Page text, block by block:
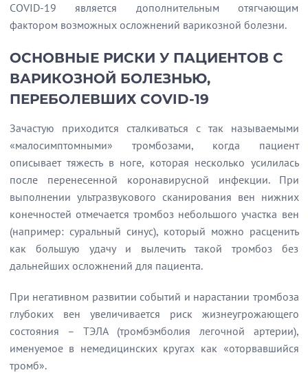
COVID-19 является дополнительным отягчающим
фактором возможных осложнений варикозной болезни.
ОСНОВНЫЕ РИСКИ У ПАЦИЕНТОВ С
ВАРИКОЗНОЙ БОЛЕЗНЬЮ,
ПЕРЕБОЛЕВШИХ COVID-19
Зачастую приходится сталкиваться с так называемыми
«малосимптомными» тромбозами, когда пациент
описывает тяжесть в ноге, которая несколько усилилась
после перенесенной коронавирусной инфекции. При
выполнении ультразвукового сканирования вен нижних
конечностей отмечается тромбоз небольшого участка вен
(например: суральный синус), который можно расценить
как большую удачу и вылечить такой тромбоз без
дальнейших осложнений для пациента.
При негативном развитии событий и нарастании тромбоза
глубоких вен увеличивается риск жизнеугрожающего
состояния – ТЭЛА (тромбэмболия легочной артерии),
именуемое в немедицинских кругах как «оторвавшийся
тромб».